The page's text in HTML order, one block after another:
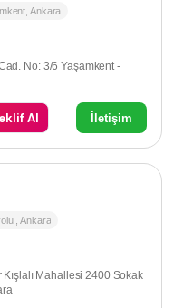
,Ankara
No: 3/6 Yaşamkent -
Al İletişim
,Ankara
Kışlalı Mahallesi 2400 Sokak